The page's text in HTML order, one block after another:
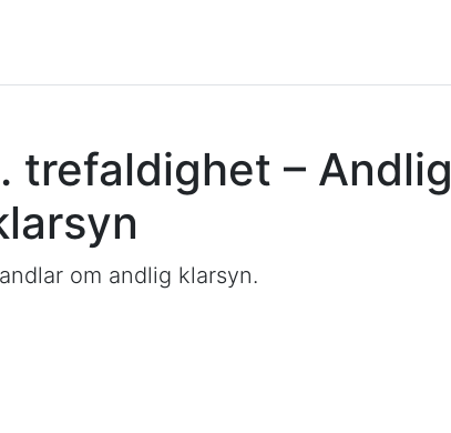
trefaldighet – Andlig
om andlig klarsyn.